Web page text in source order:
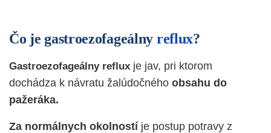
Čo je gastroezofageálny reflux?
Gastroezofageálny reflux je jav, pri ktorom
dochádza k návratu žalúdočného obsahu do
pažeráka.
Za normálnych okolnostíje postup potravy z